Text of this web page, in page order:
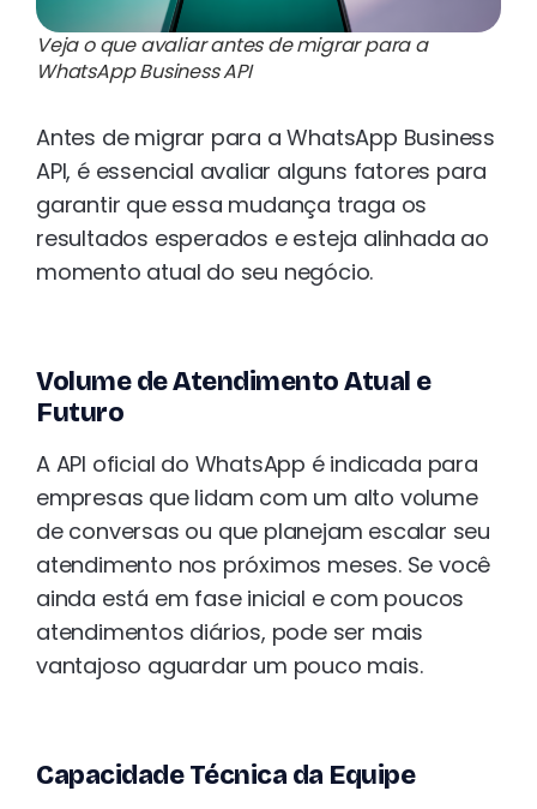
Veja o que avaliar antes de migrar para a
WhatsApp Business API
Antes de migrar para a WhatsApp Business
API, é essencial avaliar alguns fatores para
garantir que essa mudança traga os
resultados esperados e esteja alinhada ao
momento atual do seu negócio.
Volume de Atendimento Atual e
Futuro
A API oficial do WhatsApp é indicada para
empresas que lidam com um alto volume
de conversas ou que planejam escalar seu
atendimento nos próximos meses. Se você
ainda está em fase inicial e com poucos
atendimentos diários, pode ser mais
vantajoso aguardar um pouco mais.
Capacidade Técnica da Equipe